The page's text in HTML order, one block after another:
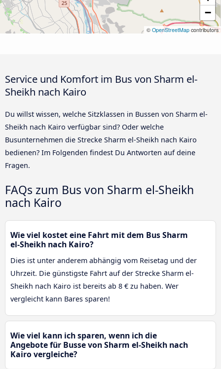
−
© OpenStreetMap contributors
Service und Komfort im Bus von Sharm el-
Sheikh nach Kairo
Du willst wissen, welche Sitzklassen in Bussen von Sharm el-
Sheikh nach Kairo verfügbar sind? Oder welche
Busunternehmen die Strecke Sharm el-Sheikh nach Kairo
bedienen? Im Folgenden findest Du Antworten auf deine
Fragen.
FAQs zum Bus von Sharm el-Sheikh
nach Kairo
Wie viel kostet eine Fahrt mit dem Bus Sharm
el-Sheikh nach Kairo?
Dies ist unter anderem abhängig vom Reisetag und der
Uhrzeit. Die günstigste Fahrt auf der Strecke Sharm el-
Sheikh nach Kairo ist bereits ab 8 € zu haben. Wer
vergleicht kann Bares sparen!
Wie viel kann ich sparen, wenn ich die
Angebote für Busse von Sharm el-Sheikh nach
Kairo vergleiche?